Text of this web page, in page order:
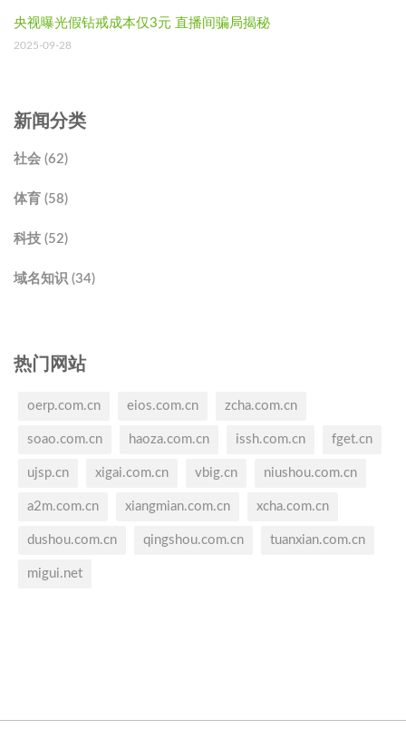
央视曝光假钻戒成本仅3元 直播间骗局揭秘
2025-09-28
新闻分类
社会 (62)
体育 (58)
科技 (52)
域名知识 (34)
热门网站
oerp.com.cn eios.com.cn zcha.com.cn
soao.com.cn haoza.com.cn issh.com.cn fget.cn
ujsp.cn xigai.com.cn vbig.cn niushou.com.cn
a2m.com.cn xiangmian.com.cn xcha.com.cn
dushou.com.cn qingshou.com.cn tuanxian.com.cn
migui.net